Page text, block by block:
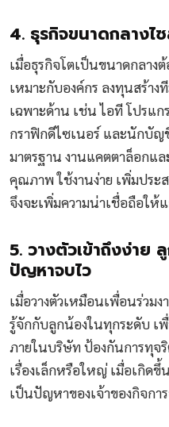
4. ธุรกิจขนาดกลางไ
เมื่อธุรกิจโตเป็นขนาดกลาง
เหมาะกับองค์กร ลงทุนสร้าง
เฉพาะด้าน เช่น ไอที โปรแ
กราฟิกดีไซเนอร์ และนักบัญ
มาตรฐาน งานแคตตาล็อกแ
คุณภาพ ใช้งานง่าย เพิ่มปร
จึงจะเพิ่มความน่าเชื่อถือให้
5. วางตัวเข้าถึงง่าย
ปัญหาจบไว
เมื่อวางตัวเหมือนเพื่อนร่วม
รู้จักกับลูกน้องในทุกระดับ เ
ภายในบริษัท ป้องกันการทุจ
เรื่องเล็กหรือใหญ่ เมื่อเกิด
เป็นปัญหาของเจ้าของกิจกา